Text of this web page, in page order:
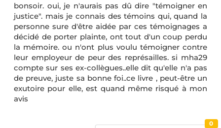
bonsoir. oui, je n'aurais pas dû dire "témoigner en
justice". mais je connais des témoins qui, quand la
personne sure d'être aidée par ces témoignages a
décidé de porter plainte, ont tout d'un coup perdu
la mémoire. ou n'ont plus voulu témoigner contre
leur employeur de peur des représailles. si mha29
compte sur ses ex-collègues..elle dit qu'elle n'a pas
de preuve, juste sa bonne foi..ce livre , peut-être un
exutoire pour elle, est quand même risqué à mon
avis
0